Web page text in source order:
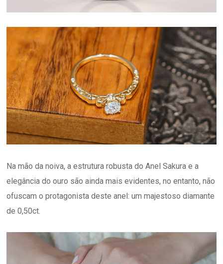
Na mão da noiva, a estrutura robusta do Anel Sakura e a
elegância do ouro são ainda mais evidentes, no entanto, não
ofuscam o protagonista deste anel: um majestoso diamante
de 0,50ct.